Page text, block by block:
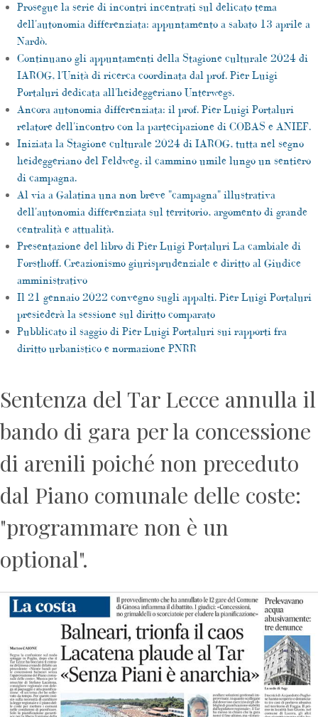
Prosegue la serie di incontri incentrati sul delicato tema
dell'autonomia differenziata: appuntamento a sabato 13 aprile a
Nardò.
Continuano gli appuntamenti della Stagione culturale 2024 di
IAROG, l'Unità di ricerca coordinata dal prof. Pier Luigi
Portaluri dedicata all'heideggeriano Unterwegs.
Ancora autonomia differenziata: il prof. Pier Luigi Portaluri
relatore dell'incontro con la partecipazione di COBAS e ANIEF.
Iniziata la Stagione culturale 2024 di IAROG, tutta nel segno
heideggeriano del Feldweg, il cammino umile lungo un sentiero
di campagna.
Al via a Galatina una non breve "campagna" illustrativa
dell'autonomia differenziata sul territorio, argomento di grande
centralità e attualità.
Presentazione del libro di Pier Luigi Portaluri La cambiale di
Forsthoff. Creazionismo giurisprudenziale e diritto al Giudice
amministrativo
Il 21 gennaio 2022 convegno sugli appalti. Pier Luigi Portaluri
presiederà la sessione sul diritto comparato
Pubblicato il saggio di Pier Luigi Portaluri sui rapporti fra
diritto urbanistico e normazione PNRR
Sentenza del Tar Lecce annulla il
bando di gara per la concessione
di arenili poiché non preceduto
dal Piano comunale delle coste:
"programmare non è un
optional".